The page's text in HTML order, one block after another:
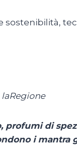
sostenibilità,
profumi di
i mantra